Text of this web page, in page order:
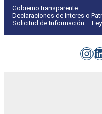
Gobierno transparente
Declaraciones de Interes o
Solicitud de Información –